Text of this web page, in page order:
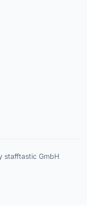
stafftastic GmbH